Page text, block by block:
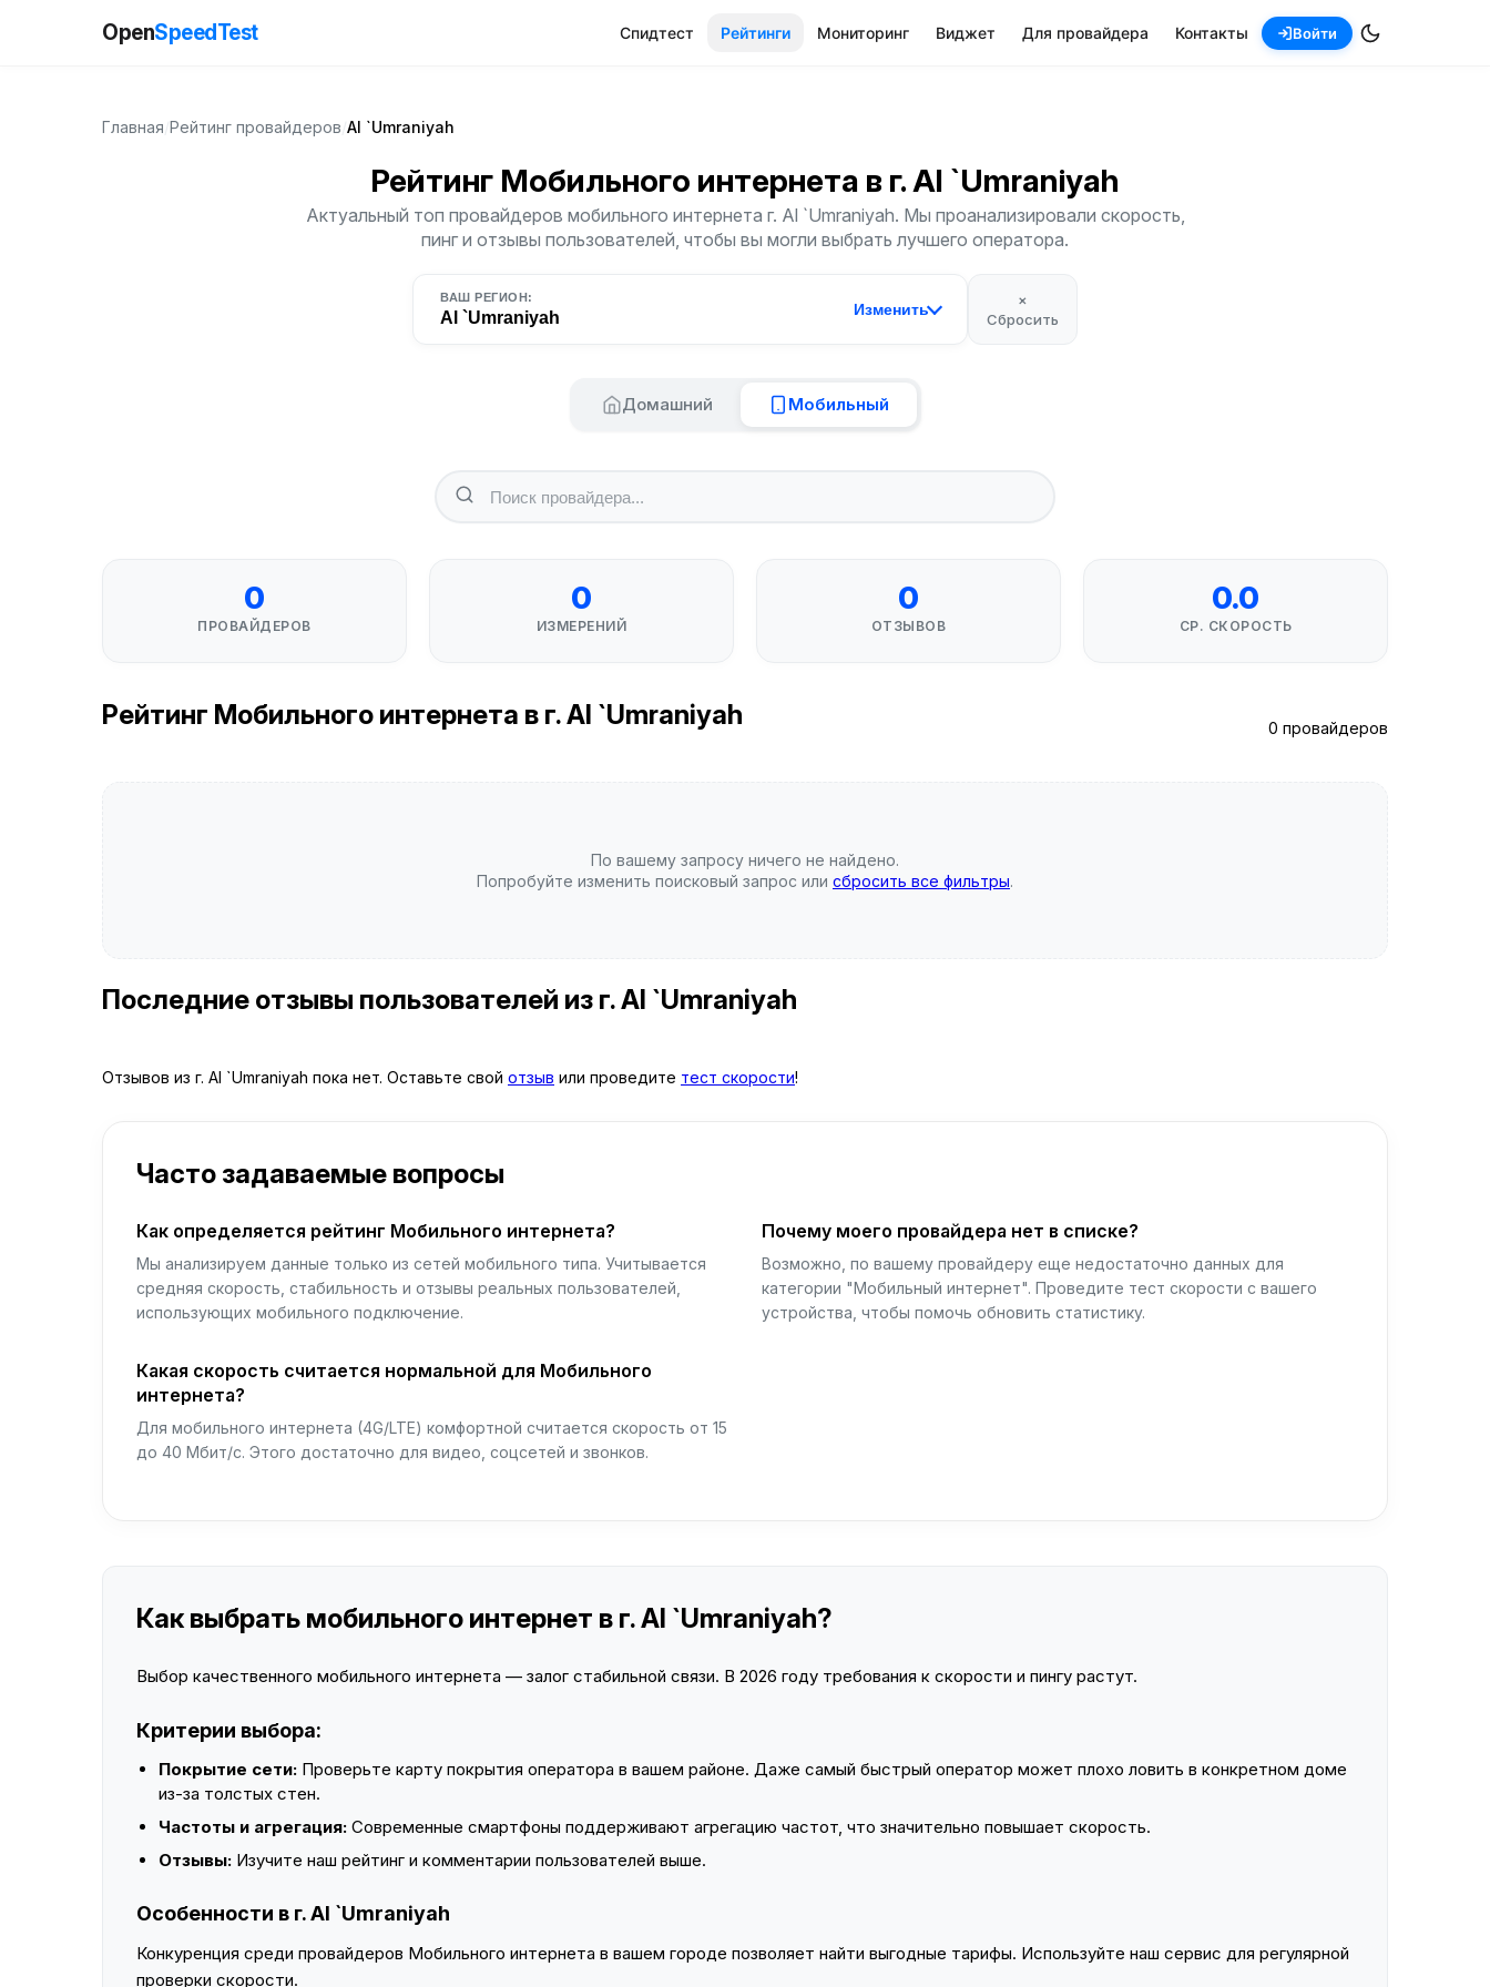
OpenSpeedTest Спидтест Рейтинги Мониторинг Виджет Для провайдера Контакты Войти
Главная Рейтинг провайдеров Al `Umraniyah
Рейтинг Мобильного интернета в г. Al `Umraniyah
Актуальный топ провайдеров мобильного интернета г. Al `Umraniyah. Мы проанализировали скорость,
пинг и отзывы пользователей, чтобы вы могли выбрать лучшего оператора.
ВАШ РЕГИОН:
Al `Umraniyah Изменить
×
Сбросить
Домашний Мобильный
0
ПРОВАЙДЕРОВ
0
ИЗМЕРЕНИЙ
0
ОТЗЫВОВ
0.0
СР. СКОРОСТЬ
Рейтинг Мобильного интернета в г. Al `Umraniyah 0 провайдеров
По вашему запросу ничего не найдено.
Попробуйте изменить поисковый запрос или сбросить все фильтры.
Последние отзывы пользователей из г. Al `Umraniyah
Отзывов из г. Al `Umraniyah пока нет. Оставьте свой отзыв или проведите тест скорости!
Часто задаваемые вопросы
Как определяется рейтинг Мобильного интернета?
Мы анализируем данные только из сетей мобильного типа. Учитывается
средняя скорость, стабильность и отзывы реальных пользователей,
использующих мобильного подключение.
Почему моего провайдера нет в списке?
Возможно, по вашему провайдеру еще недостаточно данных для
категории "Мобильный интернет". Проведите тест скорости с вашего
устройства, чтобы помочь обновить статистику.
Какая скорость считается нормальной для Мобильного
интернета?
Для мобильного интернета (4G/LTE) комфортной считается скорость от 15
до 40 Мбит/с. Этого достаточно для видео, соцсетей и звонков.
Как выбрать мобильного интернет в г. Al `Umraniyah?
Выбор качественного мобильного интернета — залог стабильной связи. В 2026 году требования к скорости и пингу растут.
Критерии выбора:
Покрытие сети: Проверьте карту покрытия оператора в вашем районе. Даже самый быстрый оператор может плохо ловить в конкретном доме
из-за толстых стен.
Частоты и агрегация: Современные смартфоны поддерживают агрегацию частот, что значительно повышает скорость.
Отзывы: Изучите наш рейтинг и комментарии пользователей выше.
Особенности в г. Al `Umraniyah
Конкуренция среди провайдеров Мобильного интернета в вашем городе позволяет найти выгодные тарифы. Используйте наш сервис для регулярной
проверки скорости.